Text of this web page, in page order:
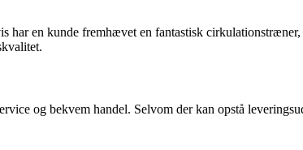
har en kunde fremhævet en fantastisk
og bekvem handel. Selvom der kan opstå